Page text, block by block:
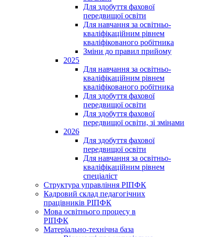
Для здобуття фахової
передвищої освіти
Для навчання за освітньо-
кваліфікаційним рівнем
кваліфікованого робітника
Зміни до правил прийому
2025
Для навчання за освітньо-
кваліфікаційним рівнем
кваліфікованого робітника
Для здобуття фахової
передвищої освіти
Для здобуття фахової
передвищої освіти, зі змінами
2026
Для здобуття фахової
передвищої освіти
Для навчання за освітньо-
кваліфікаційним рівнем
спеціаліст
Структура управління РІПФК
Кадровий склад педагогічних
працівників РІПФК
Мова освітнього процесу в
РІПФК
Матеріально-технічна база